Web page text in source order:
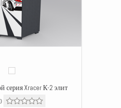
серия Xracer К-2 элит